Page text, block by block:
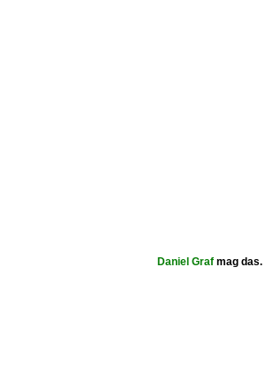
Daniel Graf mag das.